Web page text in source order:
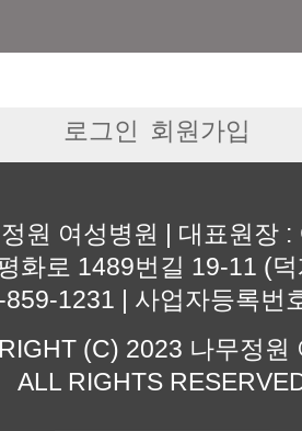
로그인 회원가입
원 여성병원 | 대표원장 :
화로 1489번길 19-11 (
1231 | 사업자등록번
(C) 2023 나무정원
ALL RIGHTS